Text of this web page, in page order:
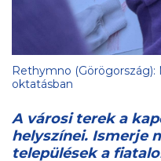
Rethymno (Görögország):
oktatásban
A városi terek a
helyszínei. Ismerje
települések a